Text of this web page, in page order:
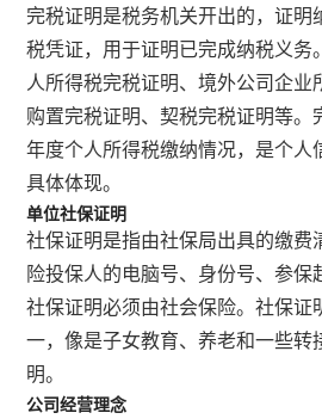
完税证明是税务机关开出的，证明
税凭证，用于证明已完成纳税义务
人所得税完税证明、境外公司企业
购置完税证明、契税完税证明等。
年度个人所得税缴纳情况，是个人
具体体现。
单位社保证明
社保证明是指由社保局出具的缴费
险投保人的电脑号、身份号、参保
社保证明必须由社会保险。社保证
一，像是子女教育、养老和一些转
明。
公司经营理念